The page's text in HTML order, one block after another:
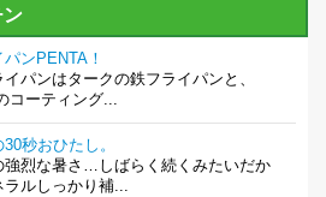
ン
ンPENTA！
パンはタークの鉄フライパンと、
コーティング...
秒おひたし。
強烈な暑さ…しばらく続くみたいだか
ラルしっかり補...